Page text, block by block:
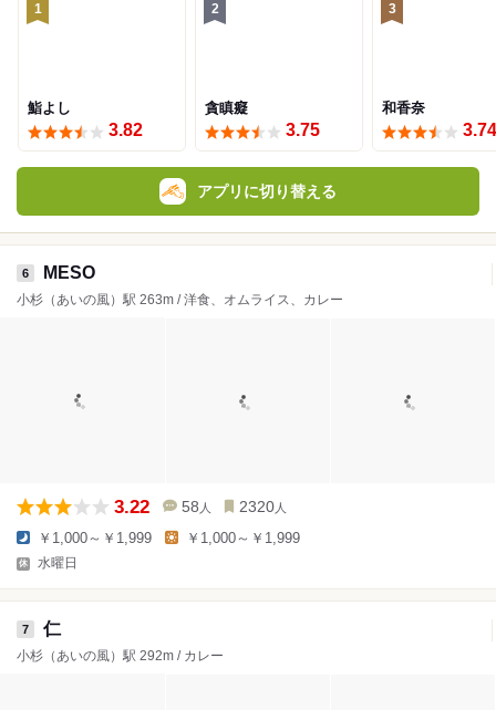
1
鮨よし
3.82
2
貪瞋癡
3.75
3
和香奈
3.74
アプリに切り替える
6 MESO
小杉（あいの風）駅 263m / 洋食、オムライス、カレー
3.22 58 人 2320 人
￥1,000～￥1,999 ￥1,000～￥1,999
水曜日
7 仁
小杉（あいの風）駅 292m / カレー